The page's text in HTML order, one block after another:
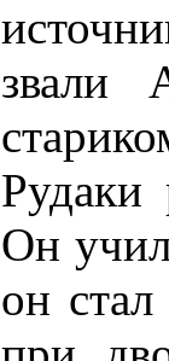
звали
Рудаки
Он
он